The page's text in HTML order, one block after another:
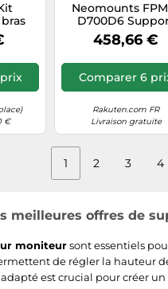
2
€
Neomounts
D700D6
d'écran à fixer 19-
458,66 €
Comparer 6
Rakuten.com FR
Livraison gratuite
1 2 3 4
meilleures offres de
moniteursont essentiels
de régler la hauteur
est crucial pour créer